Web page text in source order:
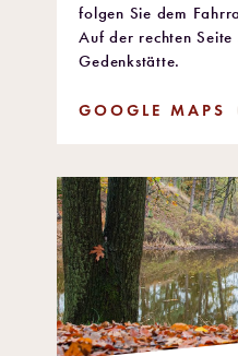
folgen Sie dem
Auf der rechten Seite
Gedenkstätte.
GOOGLE MAPS